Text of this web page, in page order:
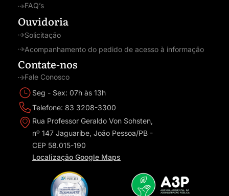
FAQ’s
Ouvidoria
Solicitação
Acompanhamento do pedido de acesso à informação
Contate-nos
Fale Conosco
Seg - Sex: 07h às 13h
Telefone: 83 3208-3300
Rua Professor Geraldo Von Sohsten,
nº 147 Jaguaribe, João Pessoa/PB -
CEP 58.015-190
Localização Google Maps